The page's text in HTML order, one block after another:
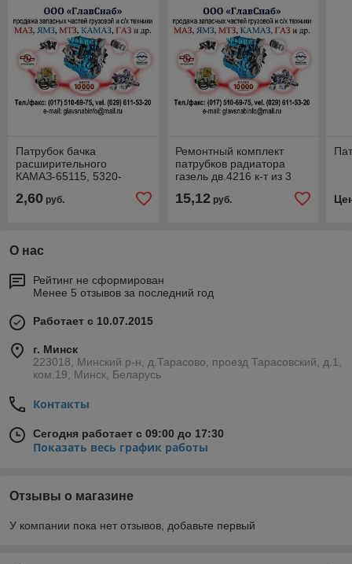
Патрубок бачка
расширительного
КАМАЗ-65115, 5320-
2,60 руб.
Ремонтный комплект
патрубков радиатора
газель дв.4216 к-т из 3
15,12руб.
О нас
Рейтинг не сформирован
Менее 5 отзывов за последний год
Работает с 10.07.2015
г. Минск
223018, Минский р-н, д.Тарасово, проезд Тарасовский, д.1,
ком.19, Минск, Беларусь
Контакты
Сегодня работает с 09:00 до 17:30
Показать весь график работы
Отзывы о магазине
У компании пока нет отзывов, добавьте первый